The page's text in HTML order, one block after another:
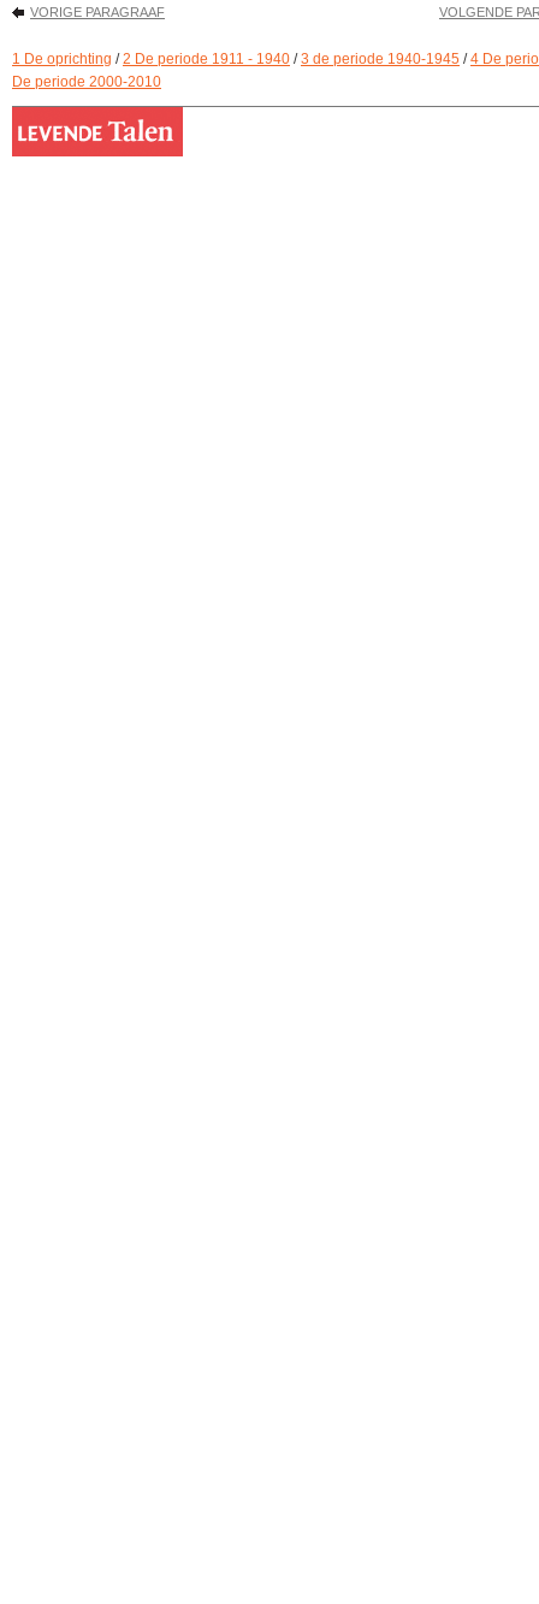
VORIGE PARAGRAAF VOLGENDE
1 De oprichting /2 De periode 1911 - 1940 /3 de periode 1940-1945 /4 De
De periode 2000-2010